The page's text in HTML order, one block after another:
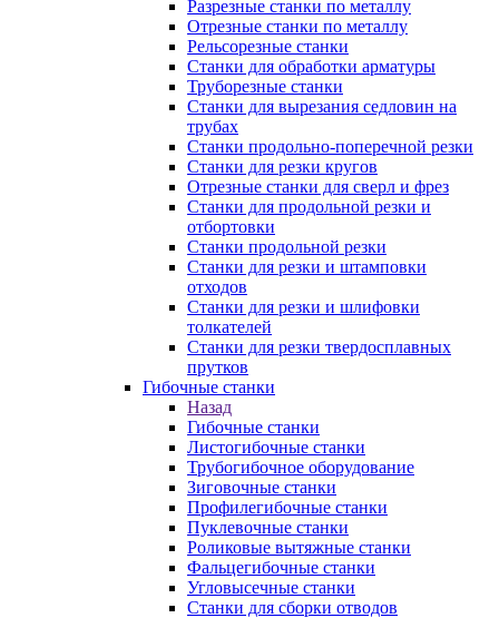
Разрезные станки по металлу
Отрезные станки по металлу
Рельсорезные станки
Станки для обработки арматуры
Труборезные станки
Станки для вырезания седловин на
трубаx
Станки продольно-поперечной резки
Станки для резки кругов
Отрезные станки для сверл и фрез
Станки для продольной резки и
отбортовки
Станки продольной резки
Станки для резки и штамповки
отходов
Станки для резки и шлифовки
толкателей
Станки для резки твердосплавных
прутков
Гибочные станки
Назад
Гибочные станки
Листогибочные станки
Трубогибочное оборудование
Зиговочные станки
Профилегибочные станки
Пуклевочные станки
Роликовые вытяжные станки
Фальцегибочные станки
Угловысечные станки
Станки для сборки отводов